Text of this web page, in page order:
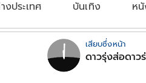
งประเทศ บันเทิง ห
เสียบซึ่งหน้า
ดาวรุ่งส่อดาว